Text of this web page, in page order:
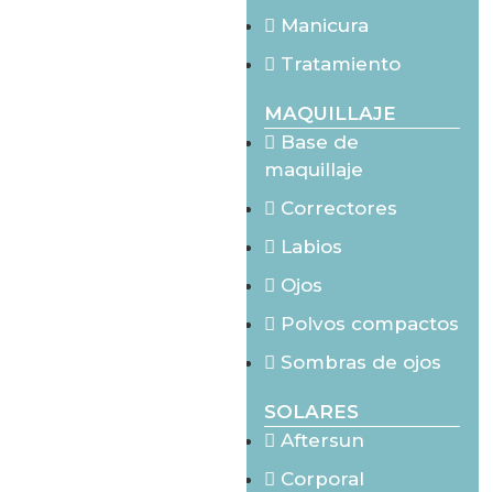
Manicura
Tratamiento
MAQUILLAJE
Base de
maquillaje
Correctores
Labios
Ojos
Polvos compactos
Sombras de ojos
SOLARES
Aftersun
Corporal